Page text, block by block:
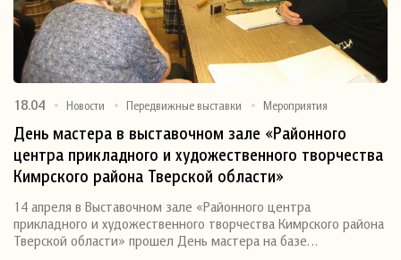
18.04 Новости Передвижные выставки Мероприятия
День мастера в выставочном зале «Районного
центра прикладного и художественного творчества
Кимрского района Тверской области»
14 апреля в Выставочном зале «Районного центра
прикладного и художественного творчества Кимрского района
Тверской области» прошел День мастера на базе…